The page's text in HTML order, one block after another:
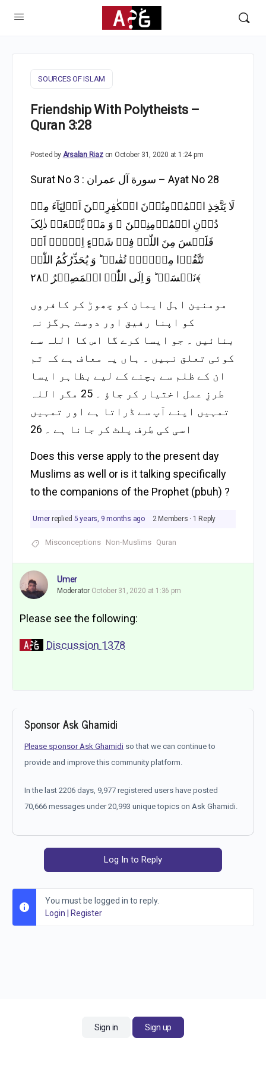
SOURCES OF ISLAM
Friendship With Polytheists –
Quran 3:28
Posted by Arsalan Riaz on October 31, 2020 at 1:24 pm
Surat No 3 : سورة آل عمران – Ayat No 28
لَا یَتَّخِذِ الۡمُؤۡمِنُوۡنَ الۡکٰفِرِیۡنَ اَوۡلِیَآءَ مِنۡ
دُوۡنِ الۡمُؤۡمِنِیۡنَ ۚ وَ مَنۡ یَّفۡعَلۡ ذٰلِکَ
فَلَیۡسَ مِنَ اللّٰہِ فِیۡ شَیۡءٍ اِلَّاۤ اَنۡ
تَتَّقُوۡا مِنۡہُمۡ تُقٰىۃً ؕ وَ یُحَذِّرُکُمُ اللّٰہُ
نَفۡسَہٗ ؕ وَ اِلَی اللّٰہِ الۡمَصِیۡرُ ﴿۲۸﴾
مومنین اہل ایمان کو چھوڑ کر کافروں
کو اپنا رفیق اور دوست ہرگز نہ
بنائیں ۔ جو ایسا کرے گا اس کا اللہ سے
کوئی تعلق نہیں ۔ ہاں یہ معاف ہے کہ تم
ان کے ظلم سے بچنے کے لیے بظاہر ایسا
طرزِ عمل اختیار کر جاؤ ۔ 25 مگر اللہ
تمہیں اپنے آپ سے ڈراتا ہے اور تمہیں
اسی کی طرف پلٹ کر جانا ہے ۔ 26
Does this verse apply to the present day
Muslims as well or is it talking specifically
to the companions of the Prophet (pbuh) ?
Umer replied 5 years, 9 months ago 2 Members · 1 Reply
Misconceptions Non-Muslims Quran
Umer
Moderator October 31, 2020 at 1:36 pm
Please see the following:
Discussion 1378
Sponsor Ask Ghamidi
Please sponsor Ask Ghamidi so that we can continue to
provide and improve this community platform.
In the last 2206 days, 9,977 registered users have posted
70,666 messages under 20,993 unique topics on Ask Ghamidi.
Log In to Reply
You must be logged in to reply.
Login
Register
Sign in Sign up